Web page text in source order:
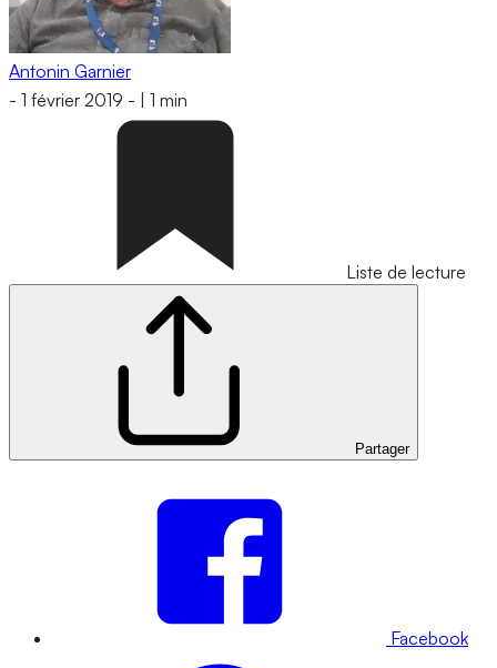
Antonin Garnier
- 1 février 2019 - 1 min
Liste de lecture
Partager
Facebook